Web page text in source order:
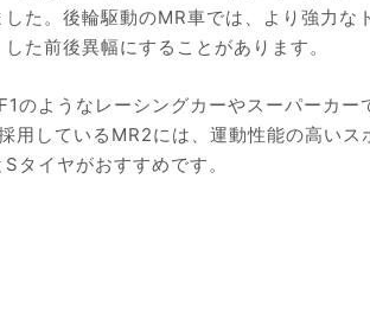
た。後輪駆動のMR車では、より強力な
た前後異幅にすることがあります。
のようなレーシングカーやスーパーカー
用しているMR2には、運動性能の高いス
タイヤがおすすめです。